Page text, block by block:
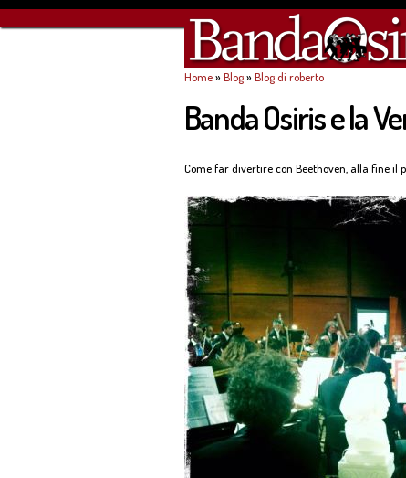
Tu sei qui
Home» Blog» Blog di roberto
Banda Osiris e la
Come far divertire con Beethoven, alla fine il